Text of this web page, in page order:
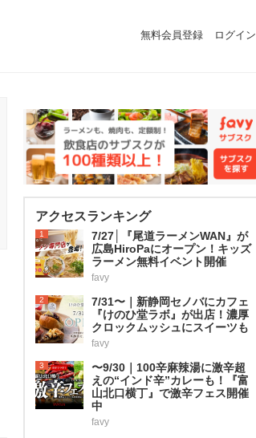
無料会員登録 ログイン
アクセスランキング
1
7/27│『尾道ラーメンWAN』が
広島HiroPaにオープン！キッズ
ラーメン無料イベント開催
favy
2
7/31〜｜新静岡セノバにカフェ
『けのひ堂ラボ』が出店！濃厚
クロックムッシュにスイーツも
favy
3
〜9/30｜100辛麻辣湯に激辛超
えの“インド辛”カレーも！『富
山北口横丁』で激辛フェス開催
中
favy